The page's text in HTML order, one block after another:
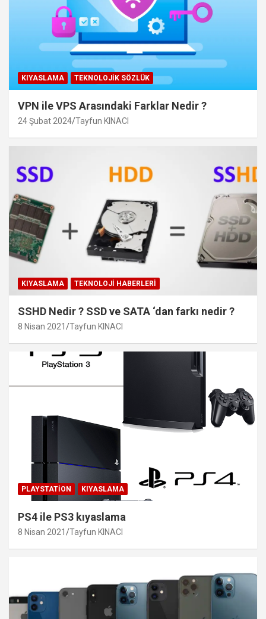
KIYASLAMA TEKNOLOJIK SÖZLÜK
VPN ile VPS Arasındaki Farklar Nedir ?
24 Şubat 2024 Tayfun KINACI
KIYASLAMA TEKNOLOJI HABERLERI
SSHD Nedir ? SSD ve SATA ‘dan farkı nedir ?
8 Nisan 2021 Tayfun KINACI
PLAYSTATION KIYASLAMA
PS4 ile PS3 kıyaslama
8 Nisan 2021 Tayfun KINACI